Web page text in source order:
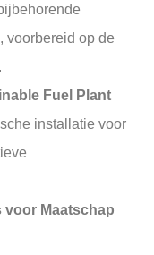
voorbereid op de
Fuel Plant
installatie voor
Maatschap